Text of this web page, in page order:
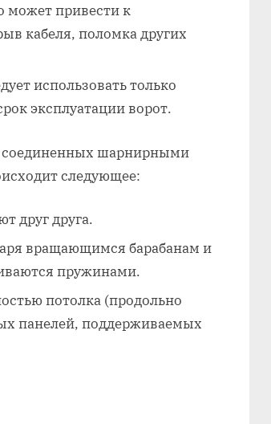
может привести к
кабеля, поломка других
использовать только
эксплуатации ворот.
соединенных шарнирными
следующее:
друг друга.
вращающимся барабанам и
пружинами.
потолка (продольно
панелей, поддерживаемых